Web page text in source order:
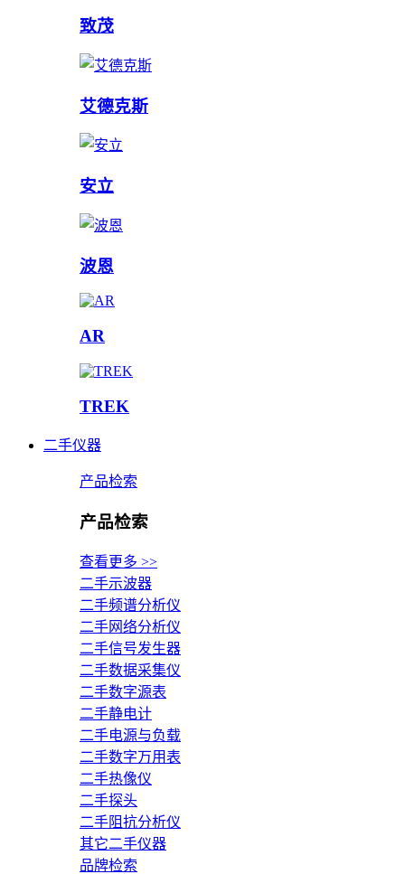
致茂
艾德克斯
安立
波恩
AR
TREK
二手仪器
产品检索
产品检索
查看更多 >>
二手示波器
二手频谱分析仪
二手网络分析仪
二手信号发生器
二手数据采集仪
二手数字源表
二手静电计
二手电源与负载
二手数字万用表
二手热像仪
二手探头
二手阻抗分析仪
其它二手仪器
品牌检索